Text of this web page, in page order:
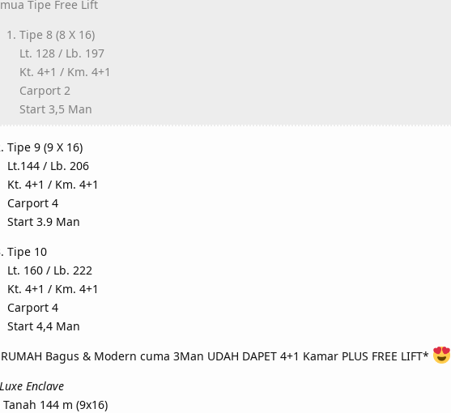
Tipe Free Lift
Tipe 8 (8 X 16)
Lt. 128 / Lb. 197
Kt. 4+1 / Km. 4+1
Carport 2
Start 3,5 Man
Tipe 9 (9 X 16)
Lt.144 / Lb. 206
Kt. 4+1 / Km. 4+1
Carport 4
Start 3.9 Man
Tipe 10
Lt. 160 / Lb. 222
Kt. 4+1 / Km. 4+1
Carport 4
Start 4,4 Man
Bagus & Modern cuma 3Man UDAH DAPET 4+1 Kamar PLUS FREE LIFT*
Enclave
Tanah 144 m (9x16)